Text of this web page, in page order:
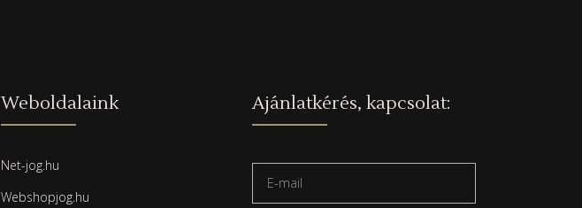
Weboldalaink
Net-jog.hu
Webshopjog.hu
Ajánlatkérés, kapcsolat: